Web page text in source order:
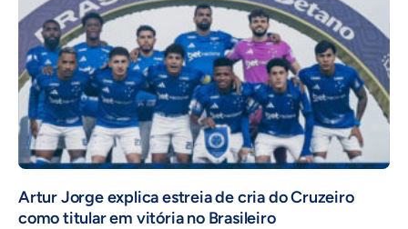
Artur Jorge explica estreia de cria do Cruzeiro
como titular em vitória no Brasileiro